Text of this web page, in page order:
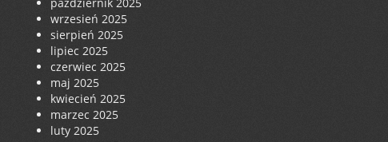
październik 2025
wrzesień 2025
sierpień 2025
lipiec 2025
czerwiec 2025
maj 2025
kwiecień 2025
marzec 2025
luty 2025